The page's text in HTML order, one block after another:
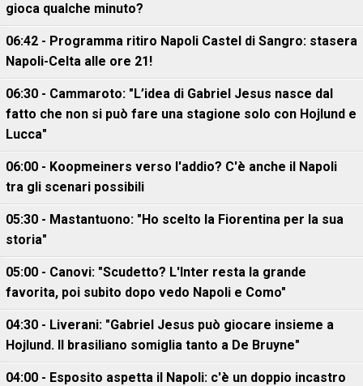
gioca qualche minuto?
06:42 - Programma ritiro Napoli Castel di Sangro: stasera
Napoli-Celta alle ore 21!
06:30 - Cammaroto: "L’idea di Gabriel Jesus nasce dal
fatto che non si può fare una stagione solo con Hojlund e
Lucca"
06:00 - Koopmeiners verso l'addio? C'è anche il Napoli
tra gli scenari possibili
05:30 - Mastantuono: "Ho scelto la Fiorentina per la sua
storia"
05:00 - Canovi: "Scudetto? L'Inter resta la grande
favorita, poi subito dopo vedo Napoli e Como"
04:30 - Liverani: "Gabriel Jesus può giocare insieme a
Hojlund. Il brasiliano somiglia tanto a De Bruyne"
04:00 - Esposito aspetta il Napoli: c'è un doppio incastro